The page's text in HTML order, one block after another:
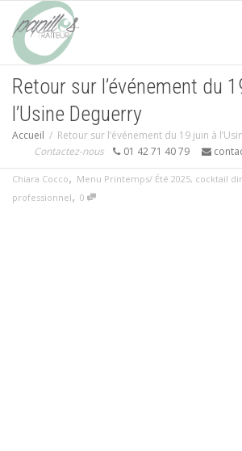
Retour sur l’événement du
l’Usine Deguerry
Accueil
Retour sur l’événement du 19 juin à
Contactez-nous
01 42 71 40 79
Chiara Cocco, Menu Printemps/ Été 2025, cocktail
professionnel, 0